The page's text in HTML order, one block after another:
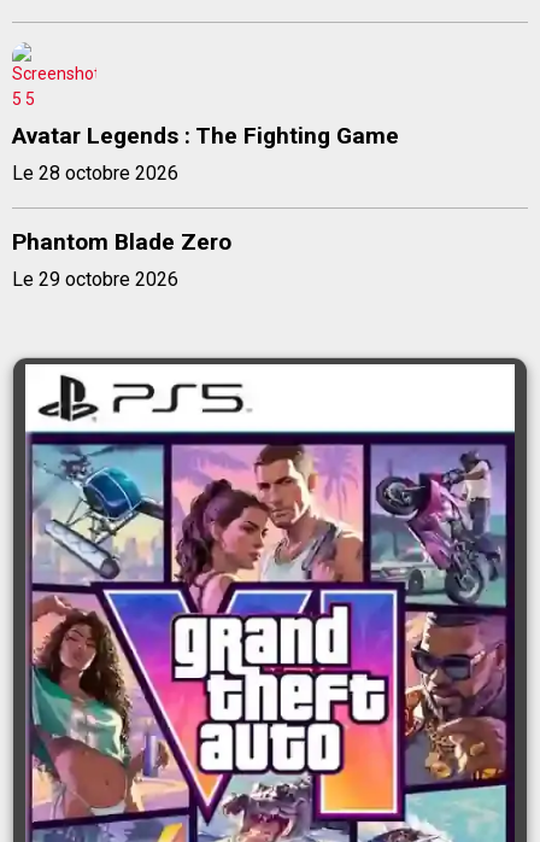
Avatar Legends : The Fighting Game
Le 28 octobre 2026
Phantom Blade Zero
Le 29 octobre 2026